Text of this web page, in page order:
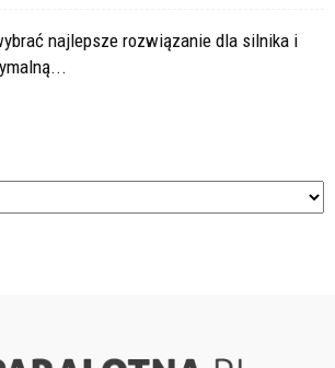
najlepsze rozwiązanie dla silnika i